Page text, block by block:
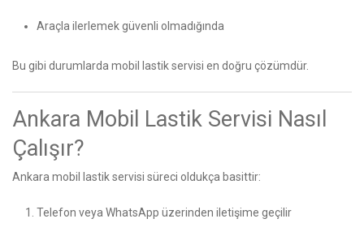
Araçla ilerlemek güvenli olmadığında
Bu gibi durumlarda mobil lastik servisi en doğru çözümdür.
Ankara Mobil Lastik Servisi Nasıl
Çalışır?
Ankara mobil lastik servisi süreci oldukça basittir:
Telefon veya WhatsApp üzerinden iletişime geçilir